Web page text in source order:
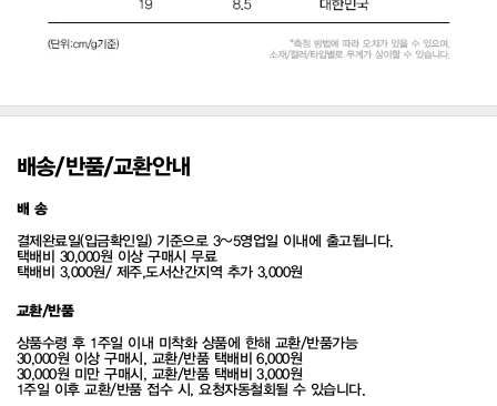
배송/반품/교환안내
배 송
결제완료일(입금확인일) 기준으로 3~5영업일 이내에 출고됩니다.
택배비 30,000원 이상 구매시 무료
택배비 3,000원/ 제주,도서산간지역 추가 3,000원
교환/반품
상품수령 후 1주일 이내 미착화 상품에 한해 교환/반품가능
30,000원 이상 구매시, 교환/반품 택배비 6,000원
30,000원 미만 구매시, 교환/반품 택배비 3,000원
1주일 이후 교환/반품 접수 시, 요청자동철회될 수 있습니다.